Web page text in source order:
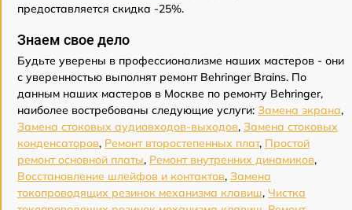
предоставляется скидка -25%.
Знаем свое дело
Будьте уверены в профессионализме наших мастеров - они
с уверенностью выполнят ремонт Behringer Brains. По
данным наших мастеров в Москве по ремонту Behringer,
наиболее востребованы следующие услуги: Замена экрана,
Замена стоковых аудиовходов-выходов, Замена стоковых
конденсаторов, Ремонт второстепенных плат, Простой
ремонт основной платы, Ремонт внутренних динамиков,
Восстановление шлейфов и контактов, Замена
токопроводящих резинок механизма клавиш, Чистка